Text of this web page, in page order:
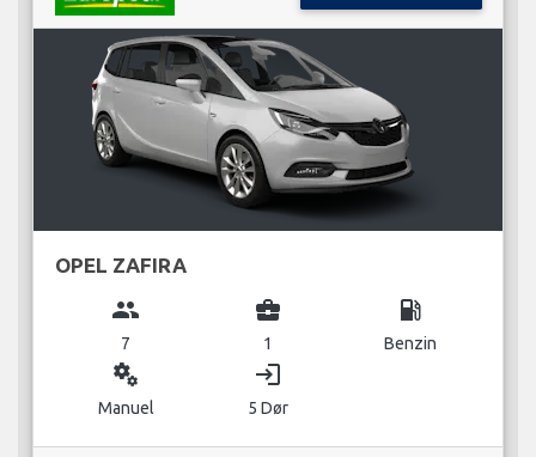
OPEL ZAFIRA
group
7
business_center
1
local_gas_station
Benzin
miscellaneous_services
Manuel
login
5 Dør